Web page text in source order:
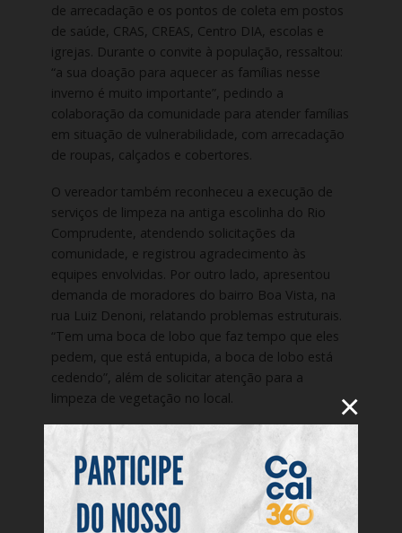
de arrecadação e os pontos de coleta em postos
de saúde, CRAS, CREAS, Centro DIA, escolas e
igrejas. Durante o convite à população, ressaltou:
“a sua doação para aquecer as famílias nesse
inverno é muito importante”, pedindo a
colaboração da comunidade para atender famílias
em situação de vulnerabilidade, com arrecadação
de roupas, calçados e cobertores.
O vereador também reconheceu a execução de
serviços de limpeza na antiga escolinha do Rio
Comprudente, atendendo solicitações da
comunidade, e registrou agradecimento às
equipes envolvidas. Por outro lado, apresentou
demanda de moradores do bairro Boa Vista, na
rua Luiz Denoni, relatando problemas estruturais.
“Tem uma boca de lobo que faz tempo que eles
pedem, que está entupida, a boca de lobo está
cedendo”, além de solicitar atenção para a
limpeza de vegetação no local.
×